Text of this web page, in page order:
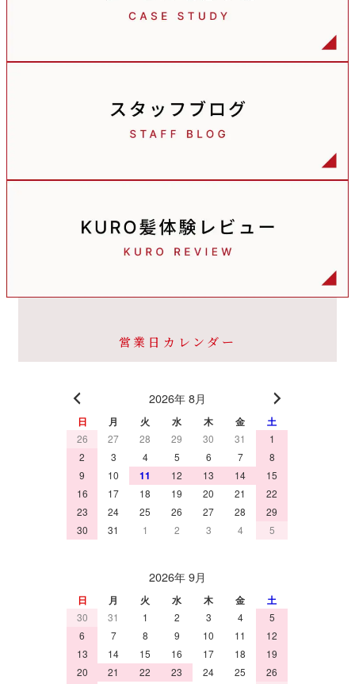
営業日カレンダー
2026年 8月
日 月 火 水 木 金 土
26 27 28 29 30 31
1
2
3 4 5 6 7
8
9
10 11 12 13 14
15
16
17 18 19 20 21
22
23
24 25 26 27 28
29
30
31 1 2 3 4 5
2026年 9月
日 月 火 水 木 金 土
30 31 1 2 3 4
5
6
7 8 9 10 11
12
13
14 15 16 17 18
19
20
21 22 23 24 25
26